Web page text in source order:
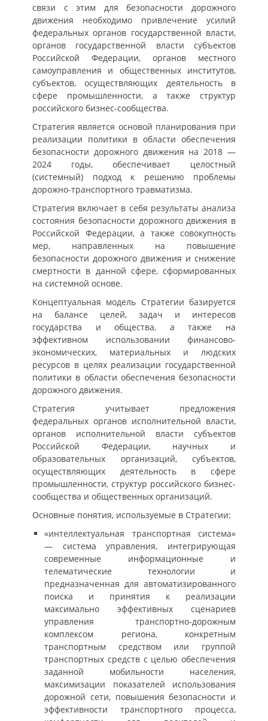
связи с этим для безопасности дорожного
движения необходимо привлечение усилий
федеральных органов государственной власти,
органов государственной власти субъектов
Российской Федерации, органов местного
самоуправления и общественных институтов,
субъектов, осуществляющих деятельность в
сфере промышленности, а также структур
российского бизнес-сообщества.
Стратегия является основой планирования при
реализации политики в области обеспечения
безопасности дорожного движения на 2018 —
2024 годы, обеспечивает целостный
(системный) подход к решению проблемы
дорожно-транспортного травматизма.
Стратегия включает в себя результаты анализа
состояния безопасности дорожного движения в
Российской Федерации, а также совокупность
мер, направленных на повышение
безопасности дорожного движения и снижение
смертности в данной сфере, сформированных
на системной основе.
Концептуальная модель Стратегии базируется
на балансе целей, задач и интересов
государства и общества, а также на
эффективном использовании финансово-
экономических, материальных и людских
ресурсов в целях реализации государственной
политики в области обеспечения безопасности
дорожного движения.
Стратегия учитывает предложения
федеральных органов исполнительной власти,
органов исполнительной власти субъектов
Российской Федерации, научных и
образовательных организаций, субъектов,
осуществляющих деятельность в сфере
промышленности, структур российского бизнес-
сообщества и общественных организаций.
Основные понятия, используемые в Стратегии:
«интеллектуальная транспортная система»
— система управления, интегрирующая
современные информационные и
телематические технологии и
предназначенная для автоматизированного
поиска и принятия к реализации
максимально эффективных сценариев
управления транспортно-дорожным
комплексом региона, конкретным
транспортным средством или группой
транспортных средств с целью обеспечения
заданной мобильности населения,
максимизации показателей использования
дорожной сети, повышения безопасности и
эффективности транспортного процесса,